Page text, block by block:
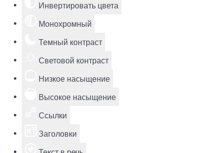
Инвертировать цвета
Монохромный
Темный контраст
Световой контраст
Низкое насыщение
Высокое насыщение
Ссылки
Заголовки